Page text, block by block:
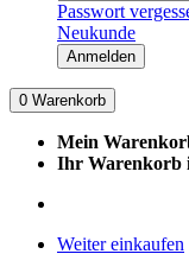
Passwort
Neukunde
Anmelden
0 Warenkorb
Mein
Ihr Warenkorb
Weiter einkaufen